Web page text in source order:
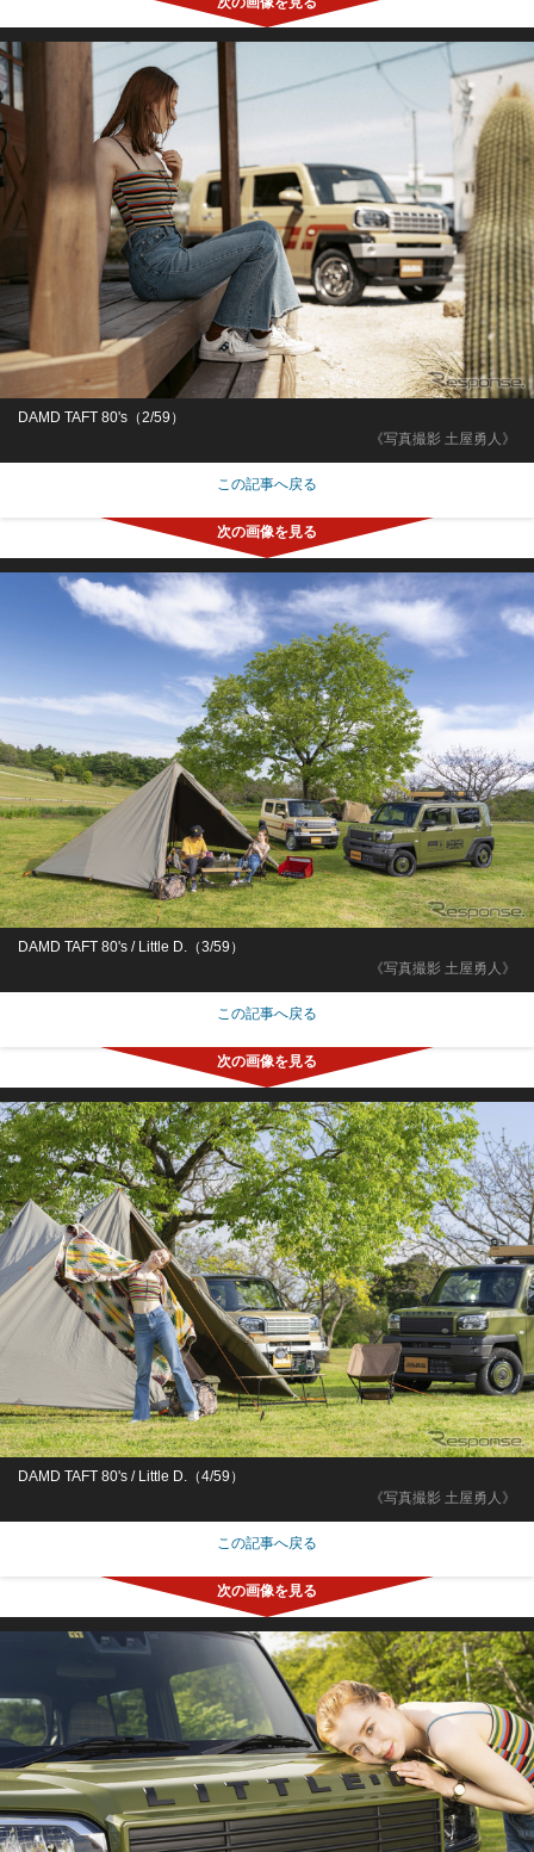
《写真撮影 土屋勇人》
DAMD TAFT 80's（2/59）
この記事へ戻る
《写真撮影 土屋勇人》
DAMD TAFT 80's / Little D.（3/59）
この記事へ戻る
《写真撮影 土屋勇人》
DAMD TAFT 80's / Little D.（4/59）
この記事へ戻る